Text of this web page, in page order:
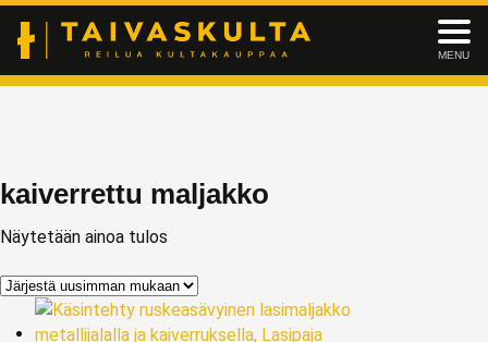
MENU
kaiverrettu maljakko
Näytetään ainoa tulos